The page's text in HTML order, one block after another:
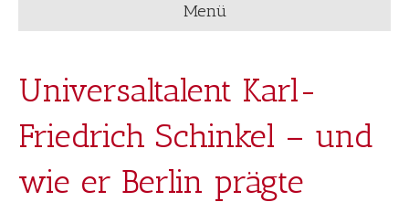
Menü
Universaltalent Karl-
Friedrich Schinkel – und
wie er Berlin prägte